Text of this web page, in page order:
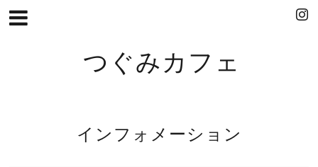
つぐみカフェ
インフォメーション